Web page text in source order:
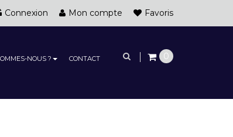
Connexion Mon compte Favoris
NOUS ? CONTACT 0